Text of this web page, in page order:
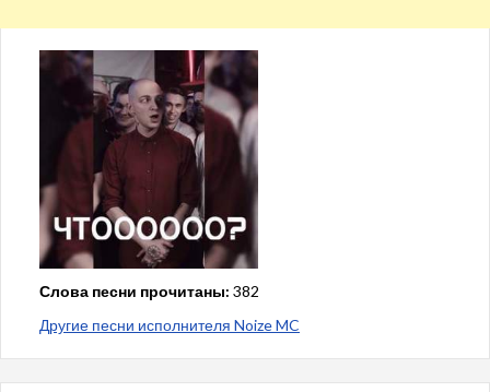
Слова песни прочитаны: 382
Другие песни исполнителя Noize MC